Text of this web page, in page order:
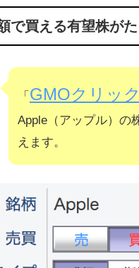
で買える有望株が
「 GMOクリッ
Apple（アップル）の
えます。